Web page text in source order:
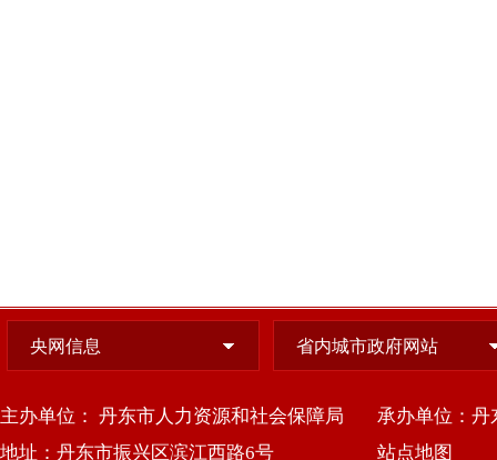
央网信息 省内城市政府网站
主办单位： 丹东市人力资源和社会保障局
地址：丹东市振兴区滨江西路6号
承办单位：丹
站点地图